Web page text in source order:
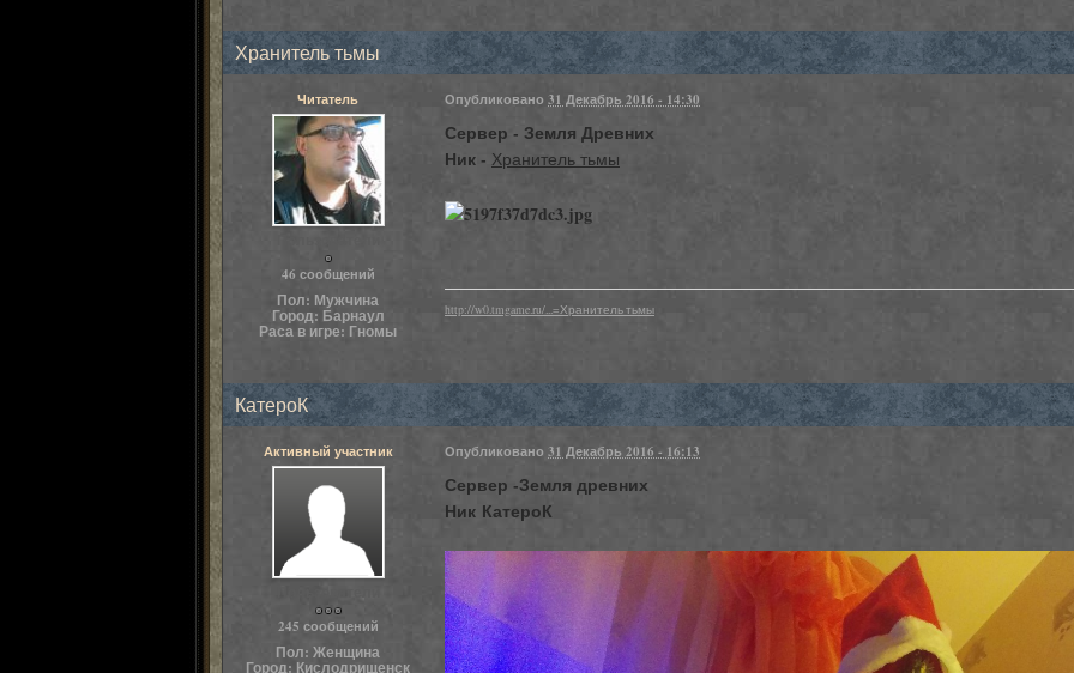
Хранитель тьмы
Читатель
46 сообщений
Пол: Мужчина
Город: Барнаул
Раса в игре: Гномы
Опубликовано 31 Декабрь 2016 - 14:30
Сервер - Земля Древних
Ник - Хранитель тьмы
http://w0.tmgame.ru/...=Хранитель тьмы
КатероК
Активный участник
245 сообщений
Пол: Женщина
Город: Кислодрищенск
Опубликовано 31 Декабрь 2016 - 16:13
Сервер -Земля древних
Ник КатероК